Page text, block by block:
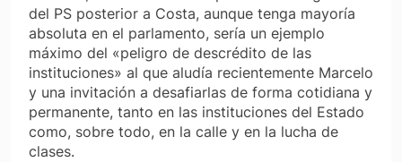
del PS posterior a Costa, aunque tenga mayoría
absoluta en el parlamento, sería un ejemplo
máximo del «peligro de descrédito de las
instituciones» al que aludía recientemente Marcelo
y una invitación a desafiarlas de forma cotidiana y
permanente, tanto en las instituciones del Estado
como, sobre todo, en la calle y en la lucha de
clases.